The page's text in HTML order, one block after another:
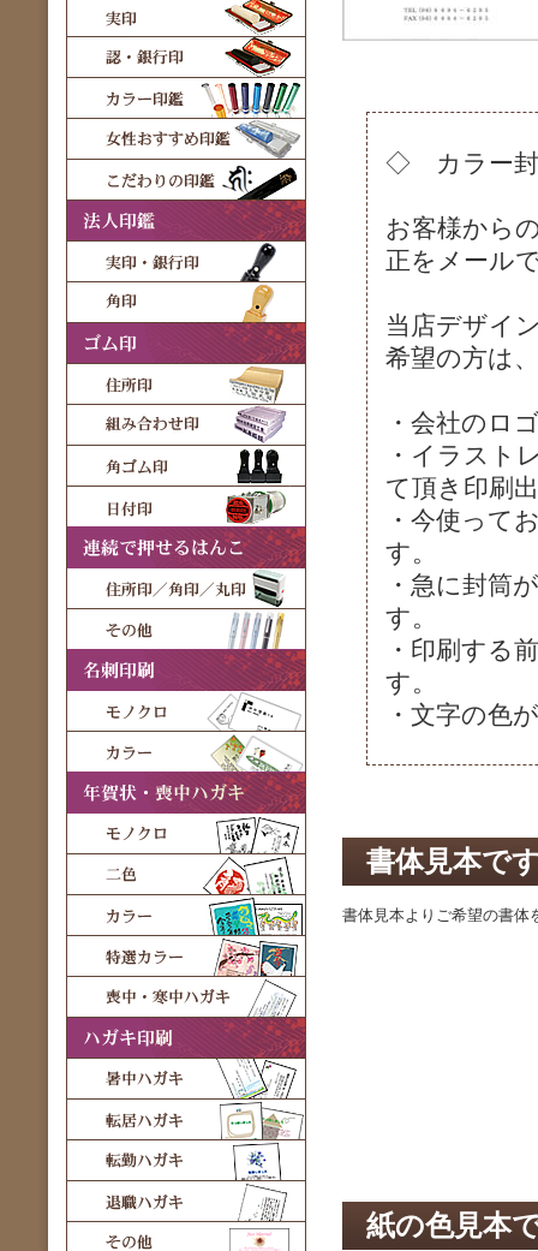
◇ カラー
お客様から
正をメール
当店デザイ
希望の方は
・会社のロ
・イラスト
て頂き印刷
・今使って
す。
・急に封筒
す。
・印刷する
す。
・文字の色
書体見本で
書体見本よりご希望の書体
紙の色見本